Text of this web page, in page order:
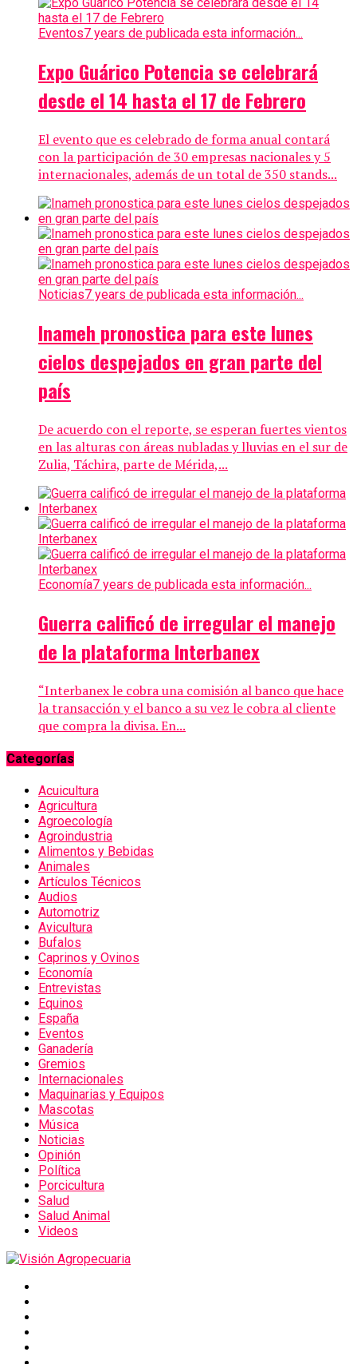
Eventos7 years de publicada esta información...
Expo Guárico Potencia se celebrará
desde el 14 hasta el 17 de Febrero
El evento que es celebrado de forma anual contará
con la participación de 30 empresas nacionales y 5
internacionales, además de un total de 350 stands...
Noticias7 years de publicada esta información...
Inameh pronostica para este lunes
cielos despejados en gran parte del
país
De acuerdo con el reporte, se esperan fuertes vientos
en las alturas con áreas nubladas y lluvias en el sur de
Zulia, Táchira, parte de Mérida,...
Economía7 years de publicada esta información...
Guerra calificó de irregular el manejo
de la plataforma Interbanex
“Interbanex le cobra una comisión al banco que hace
la transacción y el banco a su vez le cobra al cliente
que compra la divisa. En...
Categorías
Acuicultura
Agricultura
Agroecología
Agroindustria
Alimentos y Bebidas
Animales
Artículos Técnicos
Audios
Automotriz
Avicultura
Bufalos
Caprinos y Ovinos
Economía
Entrevistas
Equinos
España
Eventos
Ganadería
Gremios
Internacionales
Maquinarias y Equipos
Mascotas
Música
Noticias
Opinión
Política
Porcicultura
Salud
Salud Animal
Videos